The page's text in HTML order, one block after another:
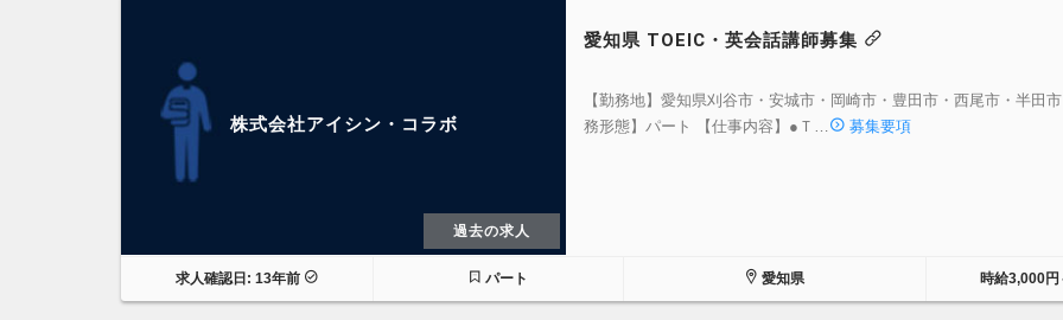
株式会社アイシン・コラボ
過去の求人
愛知県 TOEIC・英会話講師募集
【勤務地】愛知県刈谷市・安城市・岡崎市・豊田市・西尾市・半田
務形態】パート 【仕事内容】●Ｔ…
募集要項
求人確認日: 13年前 パート 愛知県 時給3,000円